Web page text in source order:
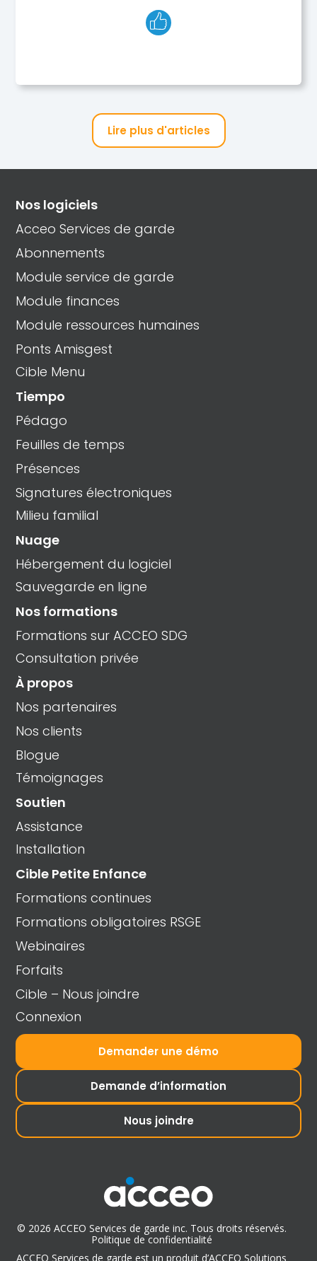
Lire plus d'articles
Nos logiciels
Acceo Services de garde
Abonnements
Module service de garde
Module finances
Module ressources humaines
Ponts Amisgest
Cible Menu
Tiempo
Pédago
Feuilles de temps
Présences
Signatures électroniques
Milieu familial
Nuage
Hébergement du logiciel
Sauvegarde en ligne
Nos formations
Formations sur ACCEO SDG
Consultation privée
À propos
Nos partenaires
Nos clients
Blogue
Témoignages
Soutien
Assistance
Installation
Cible Petite Enfance
Formations continues
Formations obligatoires RSGE
Webinaires
Forfaits
Cible – Nous joindre
Connexion
Demander une démo
Demande d’information
Nous joindre
© 2026 ACCEO Services de garde inc. Tous droits réservés.
Politique de confidentialité
ACCEO Services de garde est un produit d’ACCEO Solutions